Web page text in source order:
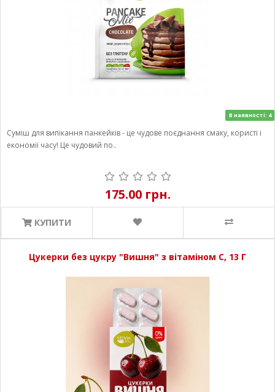
В наявності: 4
Суміш для випікання панкейків - це чудове поєднання смаку, користі і
економії часу! Це чудовий по..
175.00 грн.
КУПИТИ
Цукерки без цукру "Вишня" з вітаміном С, 13 Г